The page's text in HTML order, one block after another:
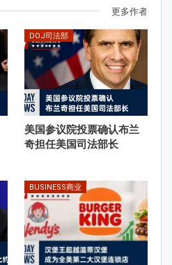
更多作者
DOJ司法部
美国参议院投票确认布兰
奇担任美国司法部长
BUSINESS商业